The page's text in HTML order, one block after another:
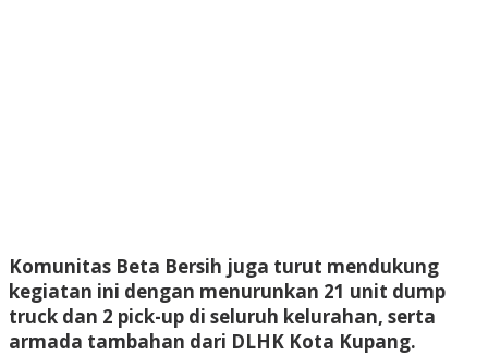
Komunitas Beta Bersih juga turut mendukung
kegiatan ini dengan menurunkan 21 unit dump
truck dan 2 pick-up di seluruh kelurahan, serta
armada tambahan dari DLHK Kota Kupang.